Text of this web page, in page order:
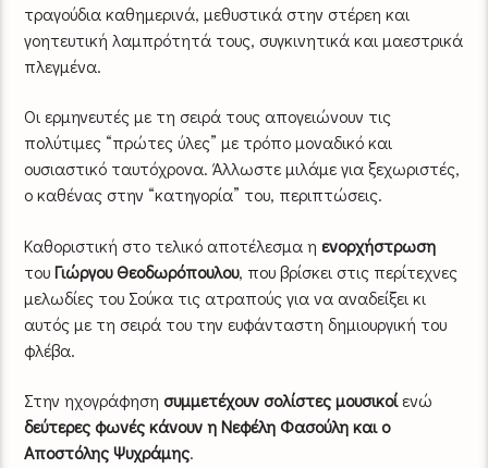
τραγούδια καθημερινά, μεθυστικά στην στέρεη και
γοητευτική λαμπρότητά τους, συγκινητικά και μαεστρικά
πλεγμένα.
Οι ερμηνευτές με τη σειρά τους απογειώνουν τις
πολύτιμες “πρώτες ύλες” με τρόπο μοναδικό και
ουσιαστικό ταυτόχρονα. Άλλωστε μιλάμε για ξεχωριστές,
ο καθένας στην “κατηγορία” του, περιπτώσεις.
Καθοριστική στο τελικό αποτέλεσμα η ενορχήστρωση
τουΓιώργου Θεοδωρόπουλου, που βρίσκει στις περίτεχνες
μελωδίες του Σούκα τις ατραπούς για να αναδείξει κι
αυτός με τη σειρά του την ευφάνταστη δημιουργική του
φλέβα.
Στην ηχογράφησησυμμετέχουν σολίστες μουσικοίενώ
δεύτερες φωνές κάνουν η Νεφέλη Φασούλη και ο
Αποστόλης Ψυχράμης.